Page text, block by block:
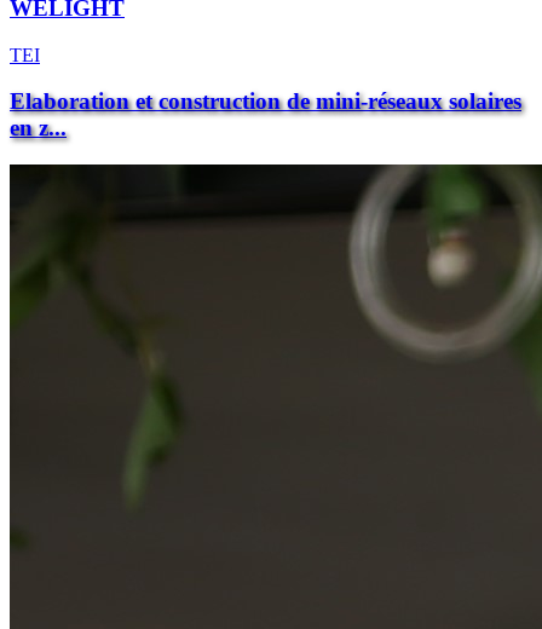
WELIGHT
TEI
Elaboration et construction de mini-réseaux solaires
en z...